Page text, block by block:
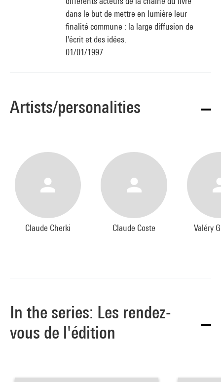
dans le but de mettre en lumière leur
finalité commune : la large diffusion de
l'écrit et des idées.
01/01/1997
Artists/personalities
Claude Cherki Claude Coste Valéry
In the series: Les rendez-
vous de l'édition